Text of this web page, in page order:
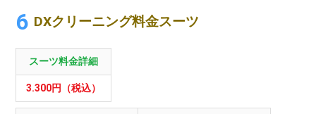
DXクリーニング料金スーツ
スーツ料金詳細
3.300円（税込）